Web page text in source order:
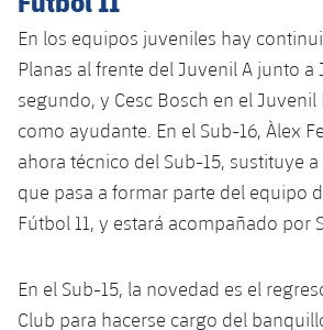
Estadi Johan Cruyff
Barça Cafe
Ciutat Esportiva
La Masia
plusicon
más
Servicios
plusicon
más
Instalaciones
En los equipos juveniles hay
Planas al frente del Juvenil A junto a
segundo, y Cesc Bosch en el
como ayudante. En el Sub-16, Àlex
ahora técnico del Sub-15, sustituye a
que pasa a formar parte del equipo
Fútbol 11, y estará acompañado por
En el Sub-15, la novedad es el
Club para hacerse cargo del